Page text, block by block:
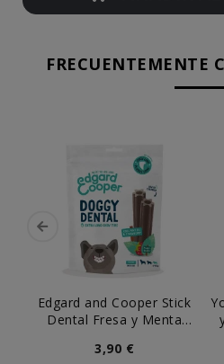
FRECUENTEMENTE
Edgard and Cooper Stick
Dental Fresa y Menta
3,90 €